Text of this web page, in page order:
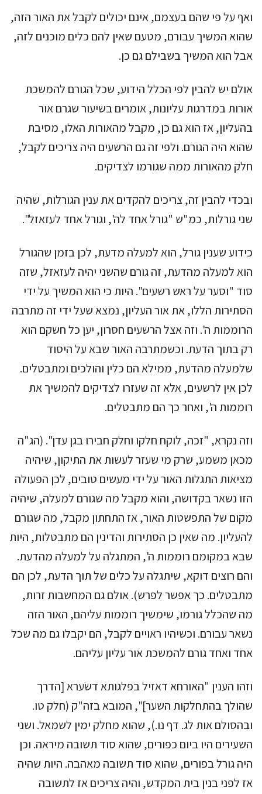
ואף על פי שהם בעצמם, אינם יכולים לקבל את האור הזה,
שהוא המשיך עבורם, מטעם שאין להם כלים מוכנים לזה,
אבל הוא המשיך בשבילם גם כן.
אולם יש להבין לפי הכלל הידוע, שכל הגורם להמשכת
אורות במדרגות עליונות, אומרים בשיעור שגרם אור
בהעליון, אז הוא גם כן, מקבל מהאורות האלו, מסיבת
שהוא היה הגורם. ולפי זה גם הרשעים היה צריכים לקבל,
חלק מהאורות ממה שגורמו לצדיקים.
ובכדי להבין זה, צריכים להקדים את ענין הגורלות, שהיה
שני גורלות, כמ"ש "גורל אחד לה', וגורל אחד לעזאזל".
כידוע שענין גורל, הוא למעלה מדעת, לכן בזמן שהגורל
הוא למעלה מהדעת, זה גורם שהשני יהיה לעזאזל, שזה
סוד "וסער על ראש רשעים". היות כי הוא המשיך על ידי
הסתירות הללו, את אור העליון, נמצא שעל ידי זה מתרבה
הרוממות ה'. וזה אצל הרשעים חסרון, יען כל חשקם הוא
רק בתוך הדעת. וכשמתרבה האור שבא על היסוד
שלמעלה מהדעת, ממילא הם כלין והולכים ומתבטלים.
לכן אין לרשעים, אלא זה שעזרו לצדיקים להמשיך את
רוממות ה', ואחר כך הם מתבטלים.
וזה נקרא, "זכה, לוקח חלקו וחלק חבירו בגן עדן". (הג"ה
מכאן משמע, שרק מי שעזר לעשות את התיקון, שיהיה
מציאות התגלות האור על ידי מעשים טובים, לכן הפעולה
הזו נשאר בקדושה, והוא מקבל מה שגורם למעלה, שיהיה
מקום של התפשטות האור, אז התחתון מקבל, מה שגורם
להעליון. מה שאין כן הסתירות והדינין הם מתבטלות, היות
שבא במקומם רוממות ה', המתגלה על למעלה מהדעת.
והם רוצים דוקא, שיתגלה על כלים של תוך הדעת, לכן הם
מתבטלים. כך אפשר לפרש). אולם גם המחשבות זרות,
מה שהכלל גורמו, שימשיך רוממות עליהם, האור הזה
נשאר עבורם. וכשיהיו ראויים לקבל, הם יקבלו גם מה שכל
אחד ואחד גורם להמשכת אור עליון עליהם.
וזהו הענין "האורחא דאזיל בפלגותא דשׂערא [הדרך
שהולך בהתחלקות השער]", המובא בזה"ק (חלק טו.
ובהסולם אות לג. דף נו.), שהוא מחלק ימין לשמאל. ושני
השעירים היו ביום כפורים, שהוא סוד תשובה מיראה. וכן
היה גורל בפורים, שהוא סוד תשובה מאהבה. היות שהיה
אז לפני בנין בית המקדש, והיה צריכים אז לתשובה